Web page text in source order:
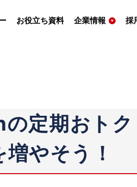
お役立ち資料 企業情報 採
定期おトク
やそう！